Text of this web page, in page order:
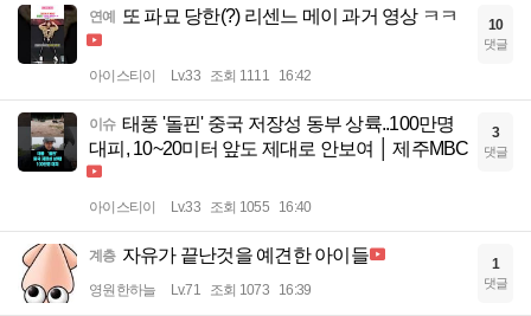
연예 또 파묘 당한(?) 리센느 메이 과거 영상 ㅋㅋ
아이스티이 Lv.33 조회 1111 16:42
10
댓글
이슈 태풍 '돌핀' 중국 저장성 동부 상륙..100만명
대피, 10~20미터 앞도 제대로 안보여 │ 제주MBC
아이스티이 Lv.33 조회 1055 16:40
3
댓글
계층 자유가 끝난것을 예견한 아이들
영원한하늘 Lv.71 조회 1073 16:39
1
댓글